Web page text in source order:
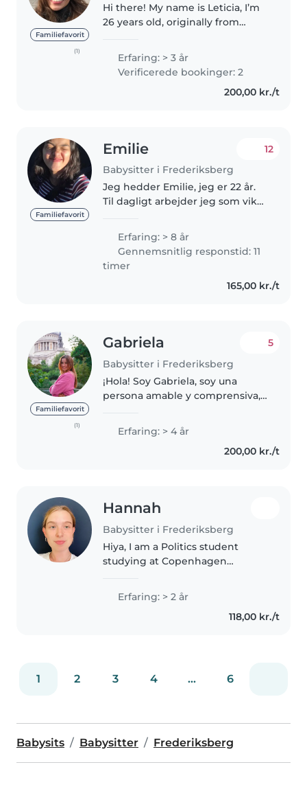
Familiefavorit
(1)
Hi there! My name is Leticia, I’m
26 years old, originally from
and English. I recently moved to
Denmark with my Danish
husband. Over the years, I’ve..
Erfaring: > 3 år
Verificerede bookinger: 2
200,00 kr./t
Familiefavorit
Emilie
Babysitter i Frederiksberg
12
Jeg hedder Emilie, jeg er 22 år.
Til dagligt arbejder jeg som vikar
har passet børn i flere år og i
mange aldre. Jeg har kørekort,
men ikke bil, dog..
Erfaring: > 8 år
Gennemsnitlig responstid: 11
timer
165,00 kr./t
Familiefavorit
(1)
Gabriela
Babysitter i Frederiksberg
5
¡Hola! Soy Gabriela, soy una
persona amable y comprensiva,
rápidamente una conexión
afectuosa con los niños. Mi
Erfaring: > 4 år
200,00 kr./t
Hannah
Babysitter i Frederiksberg
Hiya, I am a Politics student
studying at Copenhagen
London at the moment and
normally study in Glasgow. I
have worked with all different
Erfaring: > 2 år
118,00 kr./t
1 2 3 4 ... 6
Babysits Babysitter Frederiksberg